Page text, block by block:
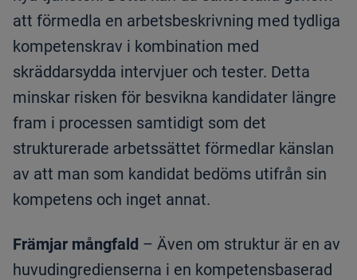
att förmedla en arbetsbeskrivning med tydliga
kompetenskrav i kombination med
skräddarsydda intervjuer och tester. Detta
minskar risken för besvikna kandidater längre
fram i processen samtidigt som det
strukturerade arbetssättet förmedlar känslan
av att man som kandidat bedöms utifrån sin
kompetens och inget annat.
Främjar mångfald – Även om struktur är en av
huvudingredienserna i en kompetensbaserad